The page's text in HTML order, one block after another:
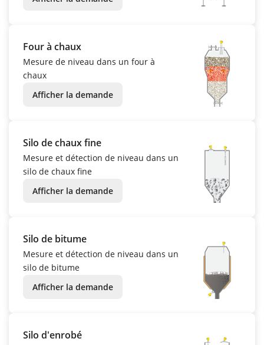
Four à chaux
Mesure de niveau dans un four à
chaux
Afficher la demande
Silo de chaux fine
Mesure et détection de niveau dans un
silo de chaux fine
Afficher la demande
Silo de bitume
Mesure et détection de niveau dans un
silo de bitume
Afficher la demande
Silo d'enrobé